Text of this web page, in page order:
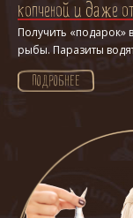
копченой и даже
Получить «подарок»
рыбы. Паразиты
ПОДРОБНЕЕ